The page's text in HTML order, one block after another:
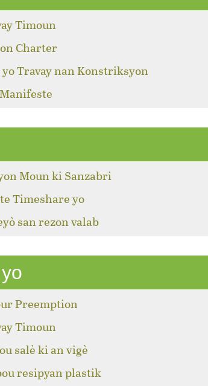
Timoun
Charter
yo Travay nan Konstriksyon
Moun ki Sanzabri
Timeshare yo
san rezon valab
Preemption
Timoun
salè ki an vigè
resipyan plastik